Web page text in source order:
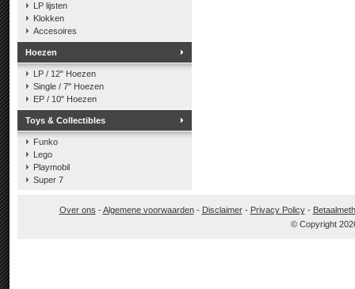
LP lijsten
Klokken
Accesoires
Hoezen
LP / 12" Hoezen
Single / 7" Hoezen
EP / 10" Hoezen
Toys & Collectibles
Funko
Lego
Playmobil
Super 7
Over ons -Algemene voorwaarden- Disclaimer- Privacy Policy-
© Copyright